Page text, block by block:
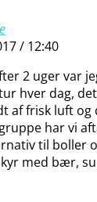
/ 12:40
2 uger var
hver dag,
af frisk luft og
har vi
til boller
med bær,